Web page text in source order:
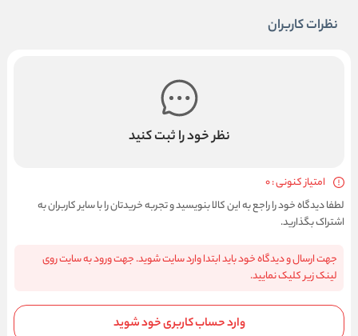
نظرات کاربران
نظر خود را ثبت کنید
امتیاز کنونی : 0
لطفا دیدگاه خود را راجع به این کالا بنویسید و تجربه خریدتان را با سایر کاربران به
اشتراک بگذارید.
جهت ارسال و دیدگاه خود باید ابتدا وارد سایت شوید. جهت ورود به سایت روی
لینک زیر کلیک نمایید.
وارد حساب کاربری خود شوید